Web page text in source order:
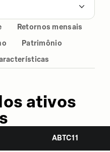
Retornos mensais
Patrimônio
ativos
ABTC11